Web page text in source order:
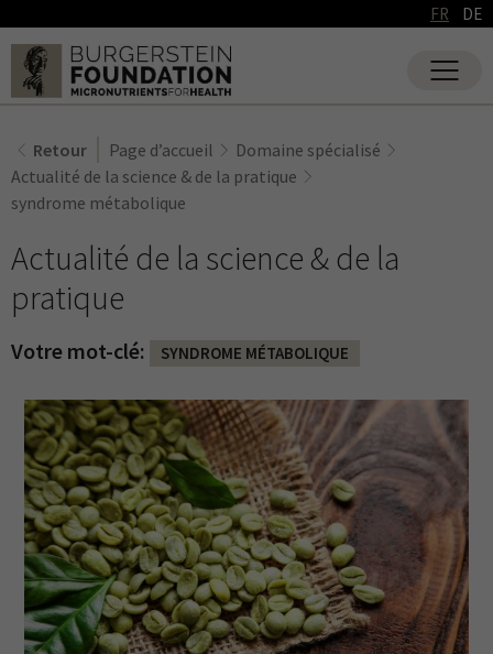
FR DE
Retour Page d’accueil
Domaine spécialisé
Actualité de la science & de la pratique
syndrome métabolique
Actualité de la science & de la
pratique
Votre mot-clé: SYNDROME MÉTABOLIQUE